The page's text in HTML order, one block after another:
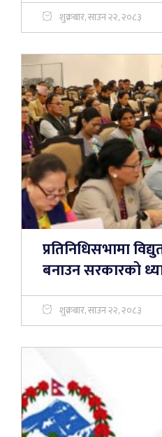
शुक्रबार, साउन २२, २०८३
प्रतिनिधिसभामा
बनाउन सरकारको
शुक्रबार, साउन २२, २०८३